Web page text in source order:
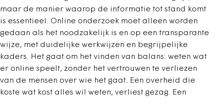
maar de manier waarop de informatie tot stand komt
is essentieel. Online onderzoek moet alleen worden
gedaan als het noodzakelijk is en op een transparante
wijze, met duidelijke werkwijzen en begrijpelijke
kaders. Het gaat om het vinden van balans: weten wat
er online speelt, zonder het vertrouwen te verliezen
van de mensen over wie het gaat. Een overheid die
koste wat kost alles wil weten, verliest gezag. Een